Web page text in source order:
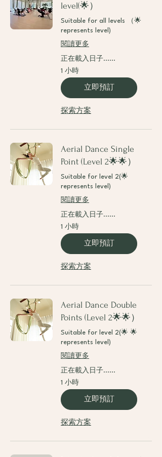
level(🌟）
Suitable for all levels （🌟
represents level)
閱讀更多
正在載入日子......
1 小時
立即預訂
探索方案
Aerial Dance Single
Point (Level 2🌟🌟）
Suitable for level 2(🌟
represents level)
閱讀更多
正在載入日子......
1 小時
立即預訂
探索方案
Aerial Dance Double
Points (Level 2🌟🌟）
Suitable for level 2(🌟 🌟
represents level)
閱讀更多
正在載入日子......
1 小時
立即預訂
探索方案